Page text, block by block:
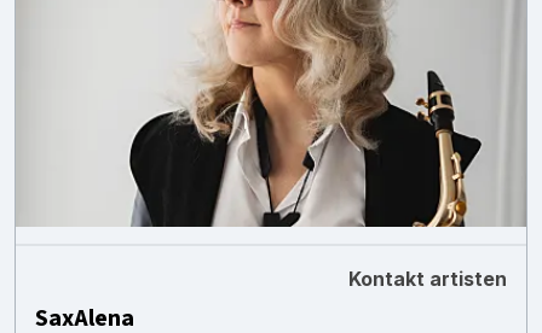
Kontakt artisten
SaxAlena